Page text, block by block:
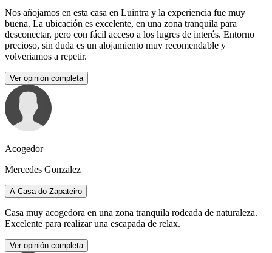
Nos añojamos en esta casa en Luintra y la experiencia fue muy
buena. La ubicación es excelente, en una zona tranquila para
desconectar, pero con fácil acceso a los lugres de interés. Entorno
precioso, sin duda es un alojamiento muy recomendable y
volveriamos a repetir.
Ver opinión completa
Acogedor
Mercedes Gonzalez
A Casa do Zapateiro
Casa muy acogedora en una zona tranquila rodeada de naturaleza.
Excelente para realizar una escapada de relax.
Ver opinión completa